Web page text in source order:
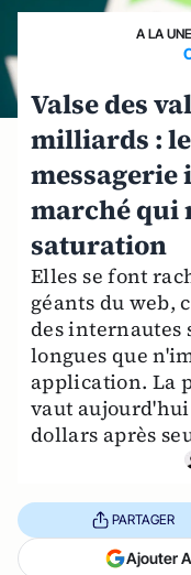
A LA UNE
Valse des
milliards :
messagerie
marché qui
saturation
Elles se font
géants du web,
des internautes
longues que
application. La
vaut
dollars après
PARTAGER
Ajouter